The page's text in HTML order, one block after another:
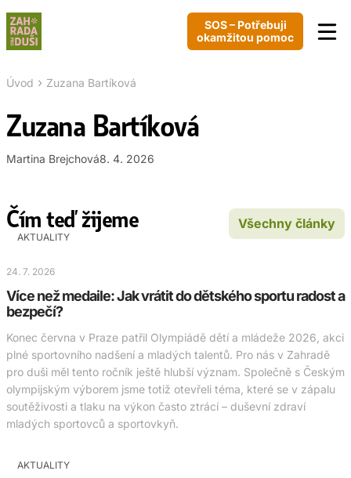
SOS – Potřebuji
okamžitou pomoc
Úvod › Zuzana Bartíková
Zuzana Bartíková
Martina Brejchová8. 4. 2026
Čím teď žijeme Všechny články
AKTUALITY
24. 7. 2026
Více než medaile: Jak vrátit do dětského sportu radost a
bezpečí?
Konec června v Praze patřil Olympiádě dětí a mládeže 2026, akci
plné sportovního nadšení a mladých talentů. Pro nás v Zahradě
pro duši měl tento ročník ještě hlubší význam. Společně s Českým
olympijským výborem jsme totiž otevřeli téma, které se v zápalu
soutěživosti a tlaku na výkon často ztrácí – duševní zdraví
mladých sportovců a sportovkyň.
AKTUALITY